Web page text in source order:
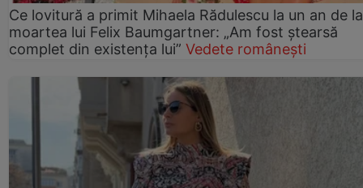
Ce lovitură a primit Mihaela Rădulescu la un an de la
moartea lui Felix Baumgartner: „Am fost ștearsă
complet din existența lui” Vedete românești